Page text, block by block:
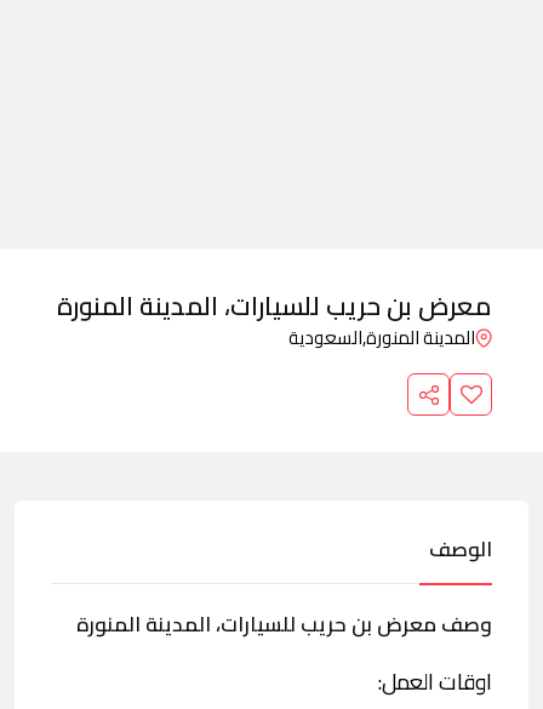
معرض بن حريب للسيارات، المدينة المنورة
المدينة المنورة,السعودية
الوصف
وصف معرض بن حريب للسيارات، المدينة المنورة
اوقات العمل: